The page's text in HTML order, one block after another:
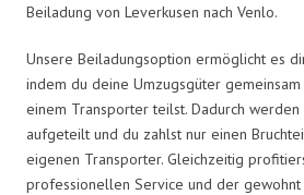
Beiladung von Leverkusen nach Venlo.
Unsere Beiladungsoption ermöglicht es
indem du deine Umzugsgüter
einem Transporter teilst. Dadurch werden
aufgeteilt und du zahlst nur einen
eigenen Transporter. Gleichzeitig
professionellen Service und der gewohnt